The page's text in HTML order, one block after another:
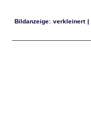
Bildanzeige: verkleinert |